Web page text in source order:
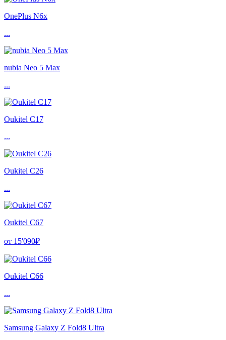
OnePlus N6x
...
nubia Neo 5 Max
...
Oukitel C17
...
Oukitel C26
...
Oukitel C67
от 15'090₽
Oukitel C66
...
Samsung Galaxy Z Fold8 Ultra